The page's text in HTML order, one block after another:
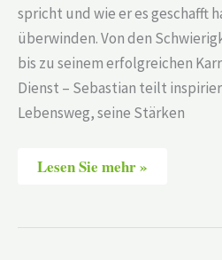
spricht und wie er es geschafft
überwinden. Von den
bis zu seinem erfolgreichen
Dienst – Sebastian teilt
Lebensweg, seine Stärken
Lesen Sie mehr »